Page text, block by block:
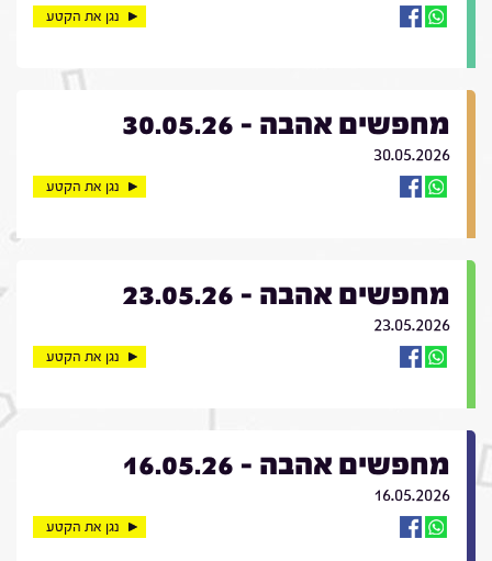
נגן את הקטע
מחפשים אהבה - 30.05.26
30.05.2026
נגן את הקטע
מחפשים אהבה - 23.05.26
23.05.2026
נגן את הקטע
מחפשים אהבה - 16.05.26
16.05.2026
נגן את הקטע